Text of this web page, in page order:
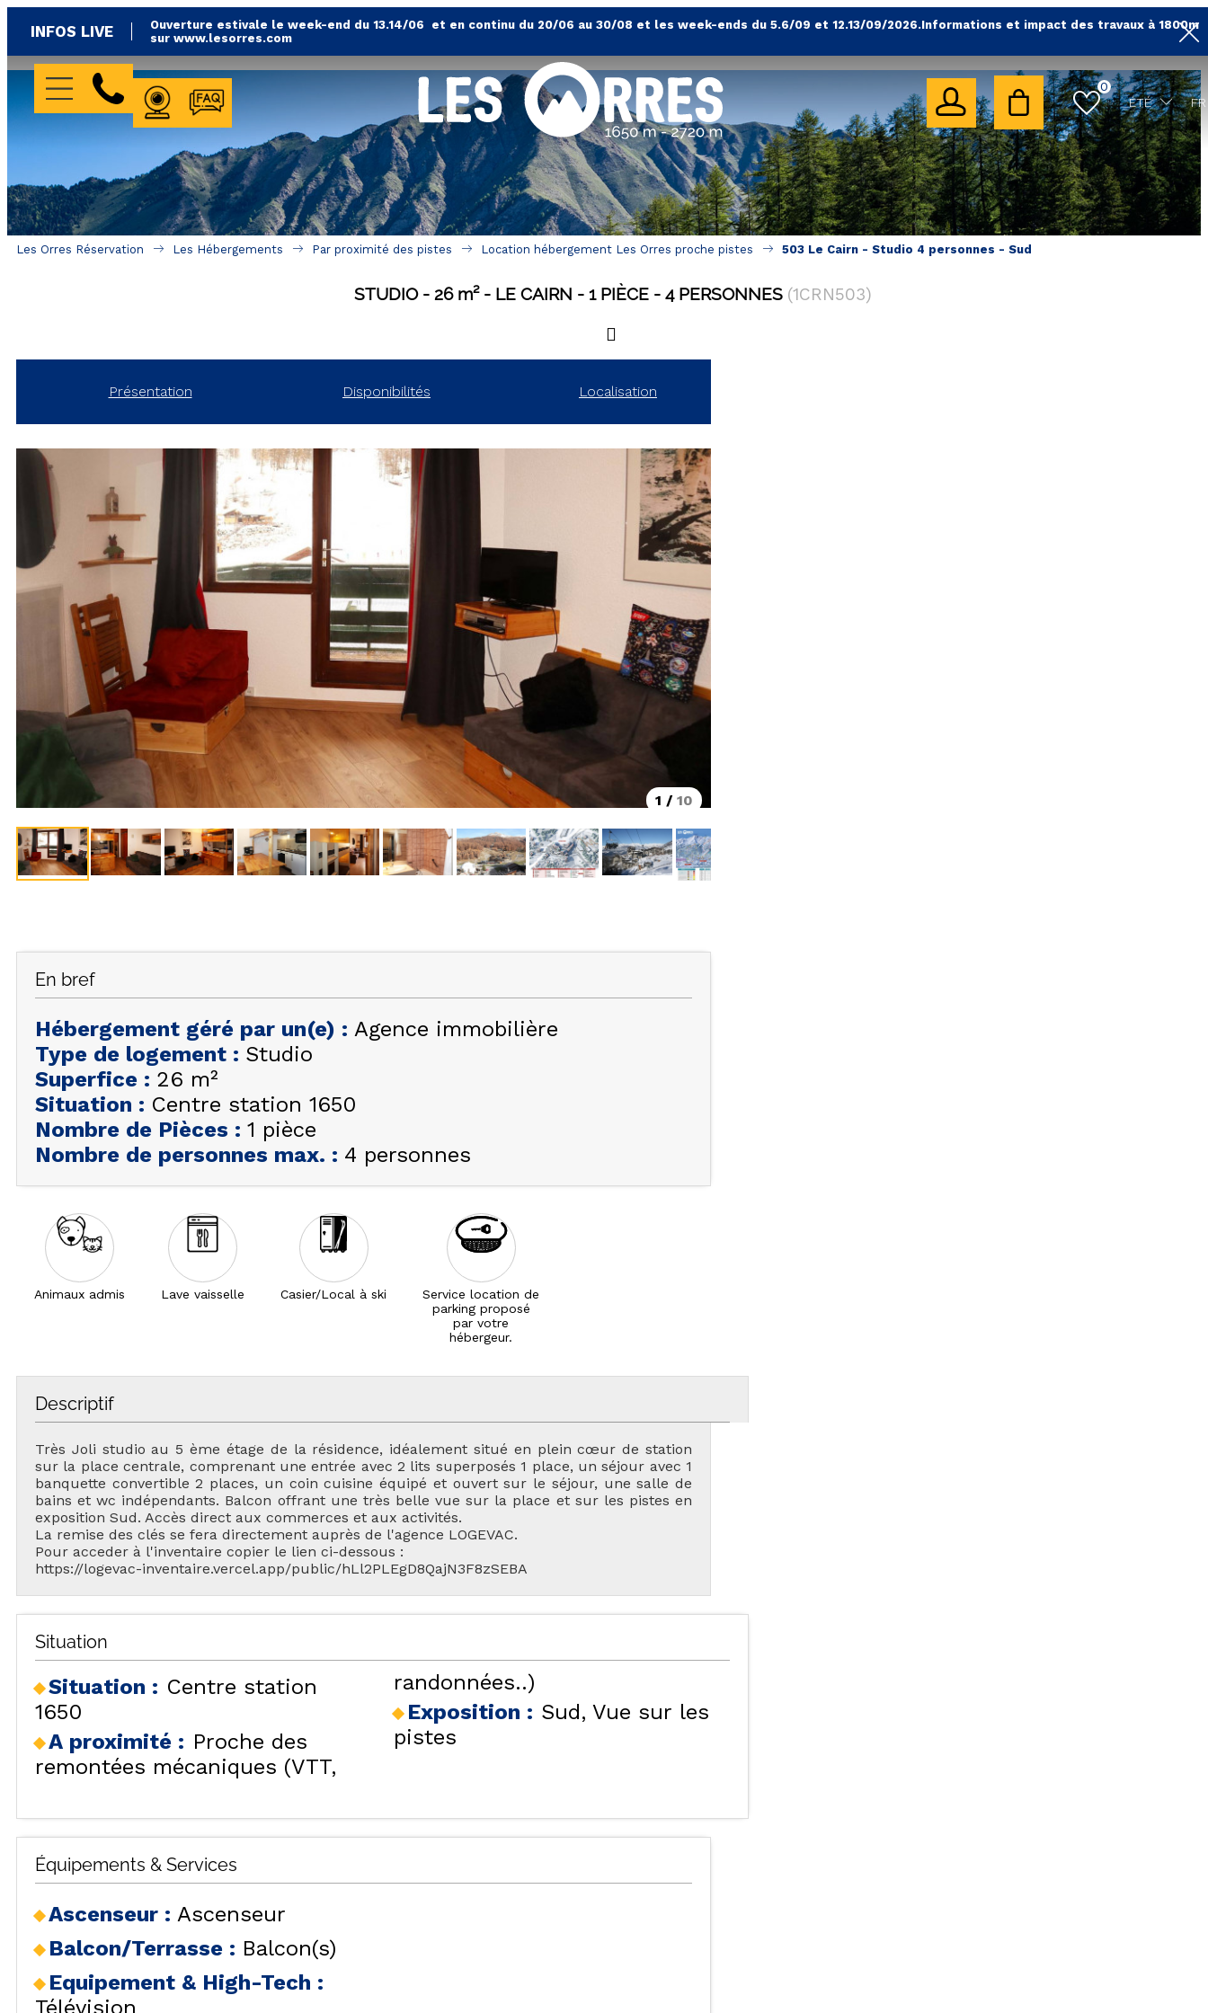
INFOS LIVE
Ouverture estivale le week-end du 13.14/06 et en continu du 20/06 au 30/08 et les week-ends du 5.6/09 et 12.13/09/2026.Informations et impact des travaux à 1800m
sur www.lesorres.com
WEBCAMS
FAQ
0
ÉTÉ
FR
LES
HÉBERGEMENTS
Les Orres Réservation Les Hébergements Par proximité des pistes Location hébergement Les Orres proche pistes 503 Le Cairn - Studio 4 personnes - Sud
STUDIO 26 m² LE CAIRN 1 PIÈCE 4 PERSONNES (1CRN503)
Présentation Disponibilités Localisation
1 / 10
En bref
Hébergement géré par un(e) : Agence immobilière
Type de logement : Studio
Superfice : 26 m²
Situation : Centre station 1650
Nombre de Pièces : 1 pièce
Nombre de personnes max. : 4 personnes
Animaux admis Lave vaisselle Casier/Local à ski
Service location de
parking proposé
par votre
hébergeur.
Descriptif
Très Joli studio au 5 ème étage de la résidence, idéalement situé en plein cœur de station
sur la place centrale, comprenant une entrée avec 2 lits superposés 1 place, un séjour avec 1
banquette convertible 2 places, un coin cuisine équipé et ouvert sur le séjour, une salle de
bains et wc indépendants. Balcon offrant une très belle vue sur la place et sur les pistes en
exposition Sud. Accès direct aux commerces et aux activités.
La remise des clés se fera directement auprès de l'agence LOGEVAC.
Pour acceder à l'inventaire copier le lien ci-dessous :
https://logevac-inventaire.vercel.app/public/hLl2PLEgD8QajN3F8zSEBA
Situation
Situation : Centre station
1650
A proximité : Proche des
remontées mécaniques (VTT,
randonnées..)
Exposition : Sud Vue sur les
pistes
Équipements & Services
Ascenseur : Ascenseur
Balcon/Terrasse : Balcon(s)
Equipement & High-Tech :